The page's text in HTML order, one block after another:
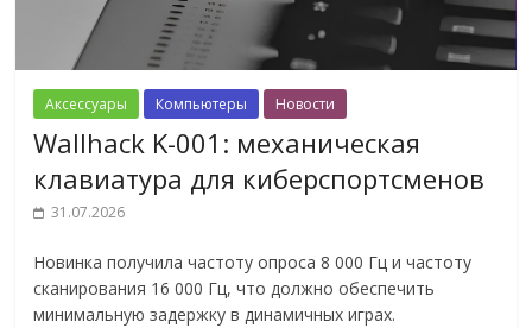
Аксессуары Компьютеры Новости
Wallhack K-001: механическая
клавиатура для киберспортсменов
31.07.2026
Новинка получила частоту опроса 8 000 Гц и частоту
сканирования 16 000 Гц, что должно обеспечить
минимальную задержку в динамичных играх.